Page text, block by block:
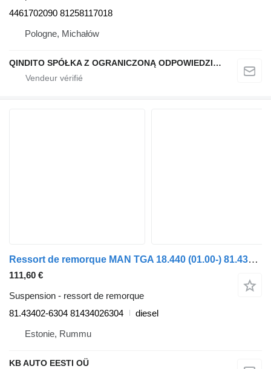
4461702090 81258117018
Pologne, Michałów
QINDITO SPÓŁKA Z OGRANICZONĄ ODPOWIEDZIALNOŚCIĄ
Ressort de remorque MAN TGA 18.440 (01.00-) 81.43402-6304 pour tracteur routier MAN 4-series, TGA (1993-2009)
111,60 €
Suspension - ressort de remorque
81.43402-6304 81434026304
diesel
Estonie, Rummu
KB AUTO EESTI OÜ